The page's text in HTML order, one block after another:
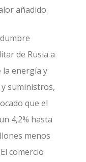
añadido.
de Rusia a
la energía y
suministros,
que el
4,2% hasta
menos
comercio